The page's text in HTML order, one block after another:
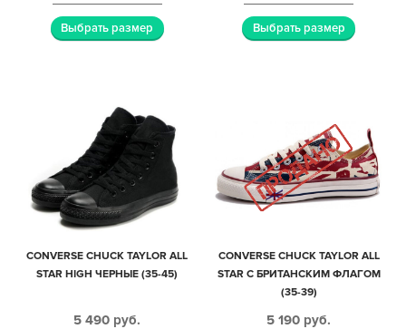
Выбрать размер Выбрать размер
CONVERSE CHUCK TAYLOR ALL
STAR HIGH ЧЕРНЫЕ (35-45)
5 490 руб.
CONVERSE CHUCK TAYLOR ALL
STAR С БРИТАНСКИМ ФЛАГОМ
(35-39)
5 190 руб.